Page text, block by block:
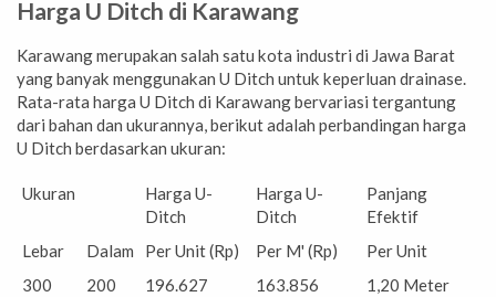
Harga U Ditch di Karawang
Karawang merupakan salah satu kota industri di Jawa Barat
yang banyak menggunakan U Ditch untuk keperluan drainase.
Rata-rata harga U Ditch di Karawang bervariasi tergantung
dari bahan dan ukurannya, berikut adalah perbandingan harga
U Ditch berdasarkan ukuran:
Ukuran
Harga U-
Ditch
Harga U-
Ditch
Panjang
Efektif
Lebar
Dalam Per Unit (Rp) Per M' (Rp)
Per Unit
300
200 196.627 163.856
1,20 Meter